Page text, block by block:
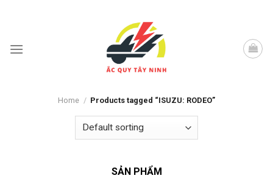
Home / Products tagged “ISUZU: RODEO”
SẢN PHẨM